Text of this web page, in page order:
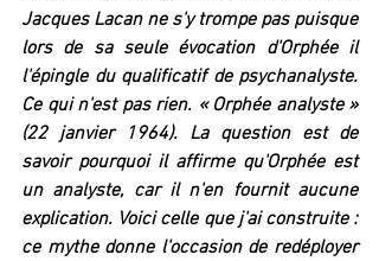
Jacques Lacan ne s'y trompe pas puisque
lors de sa seule évocation d'Orphée il
l'épingle du qualificatif de psychanalyste.
Ce qui n'est pas rien. « Orphée analyste »
(22 janvier 1964). La question est de
savoir pourquoi il affirme qu'Orphée est
un analyste, car il n'en fournit aucune
explication. Voici celle que j'ai construite :
ce mythe donne l'occasion de redéployer